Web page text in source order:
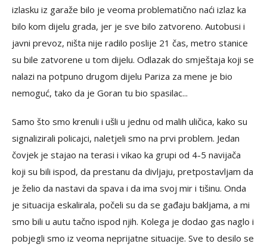
izlasku iz garaže bilo je veoma problematično naći izlaz ka
bilo kom dijelu grada, jer je sve bilo zatvoreno. Autobusi i
javni prevoz, ništa nije radilo poslije 21 čas, metro stanice
su bile zatvorene u tom dijelu. Odlazak do smještaja koji se
nalazi na potpuno drugom dijelu Pariza za mene je bio
nemoguć, tako da je Goran tu bio spasilac...
Samo što smo krenuli i ušli u jednu od malih uličica, kako su
signalizirali policajci, naletjeli smo na prvi problem. Jedan
čovjek je stajao na terasi i vikao ka grupi od 4-5 navijača
koji su bili ispod, da prestanu da divljaju, pretpostavljam da
je želio da nastavi da spava i da ima svoj mir i tišinu. Onda
je situacija eskalirala, počeli su da se gađaju bakljama, a mi
smo bili u autu tačno ispod njih. Kolega je dodao gas naglo i
pobjegli smo iz veoma neprijatne situacije. Sve to desilo se